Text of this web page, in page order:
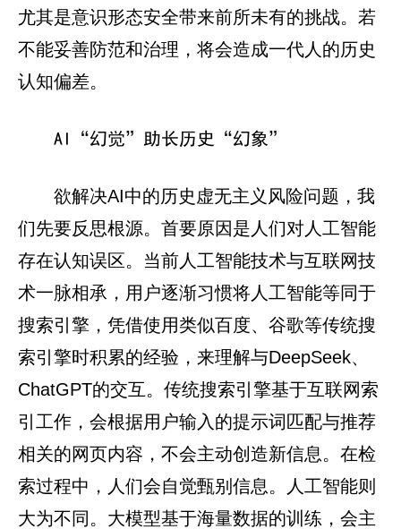
尤其是意识形态安全带来前所未有的挑战。若
不能妥善防范和治理，将会造成一代人的历史
认知偏差。
AI“幻觉”助长历史“幻象”
欲解决AI中的历史虚无主义风险问题，我
们先要反思根源。首要原因是人们对人工智能
存在认知误区。当前人工智能技术与互联网技
术一脉相承，用户逐渐习惯将人工智能等同于
搜索引擎，凭借使用类似百度、谷歌等传统搜
索引擎时积累的经验，来理解与DeepSeek、
ChatGPT的交互。传统搜索引擎基于互联网索
引工作，会根据用户输入的提示词匹配与推荐
相关的网页内容，不会主动创造新信息。在检
索过程中，人们会自觉甄别信息。人工智能则
大为不同。大模型基于海量数据的训练，会主